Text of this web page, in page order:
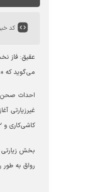
کد
عقیق:فاز
می‌گوید که
کاشی‌کاری و ۱۲ هزار متر مربع سنگ‌کاری هستند.
رواق به طور رسمی